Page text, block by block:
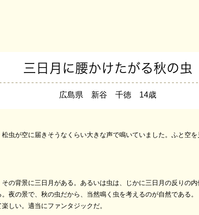
三日月に腰かけたがる秋の虫
広島県 新谷 千徳 14歳
虫が空に届きそうなくらい大きな声で鳴いていました。ふと空
の背景に三日月がある。あるいは虫は、じかに三日月の反りの
夜の景で、秋の虫だから、当然鳴く虫を考えるのが自然である
しい。適当にファンタジックだ。